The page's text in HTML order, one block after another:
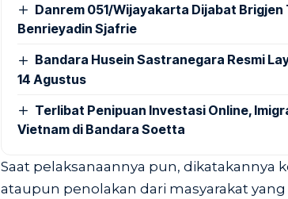
Danrem 051/Wijayakarta Dijabat Brigjen
Benrieyadin Sjafrie
Bandara Husein Sastranegara Resmi
14 Agustus
Terlibat Penipuan Investasi Online,
Vietnam di Bandara Soetta
Saat pelaksanaannya pun, dikatakannya
ataupun penolakan dari masyarakat